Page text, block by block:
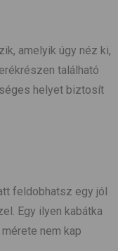
amelyik úgy néz ki,
található
helyet biztosít
feldobhatsz egy jól
Egy ilyen kabátka
nem kap